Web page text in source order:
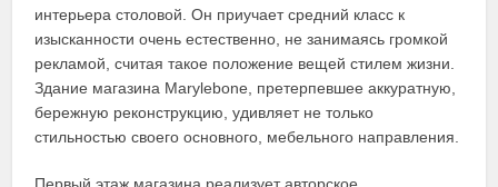
интерьера столовой. Он приучает средний класс к
изысканности очень естественно, не занимаясь громкой
рекламой, считая такое положение вещей стилем жизни.
Здание магазина Marylebone, претерпевшее аккуратную,
бережную реконструкцию, удивляет не только
стильностью своего основного, мебельного направления.